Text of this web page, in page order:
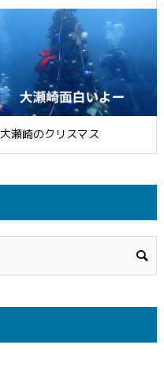
大瀬崎のクリスマス